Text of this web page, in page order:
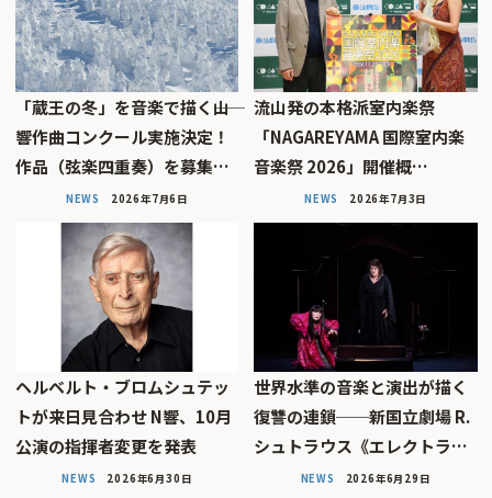
「蔵王の冬」を音楽で描く――山
響作曲コンクール実施決定！
作品（弦楽四重奏）を募集…
NEWS 2026年7月6日
流山発の本格派室内楽祭
「NAGAREYAMA 国際室内楽
音楽祭 2026」開催概…
NEWS 2026年7月3日
ヘルベルト・ブロムシュテッ
トが来日見合わせ N響、10月
公演の指揮者変更を発表
NEWS 2026年6月30日
世界水準の音楽と演出が描く
復讐の連鎖──新国立劇場 R.
シュトラウス《エレクトラ…
NEWS 2026年6月29日